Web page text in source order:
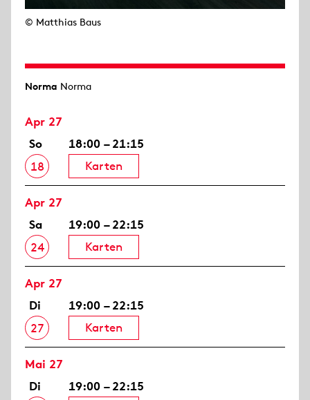
© Matthias Baus
Norma Norma
Apr 27
So
18
18:00 – 21:15
Karten
Apr 27
Sa
24
19:00 – 22:15
Karten
Apr 27
Di
27
19:00 – 22:15
Karten
Mai 27
Di
19:00 – 22:15